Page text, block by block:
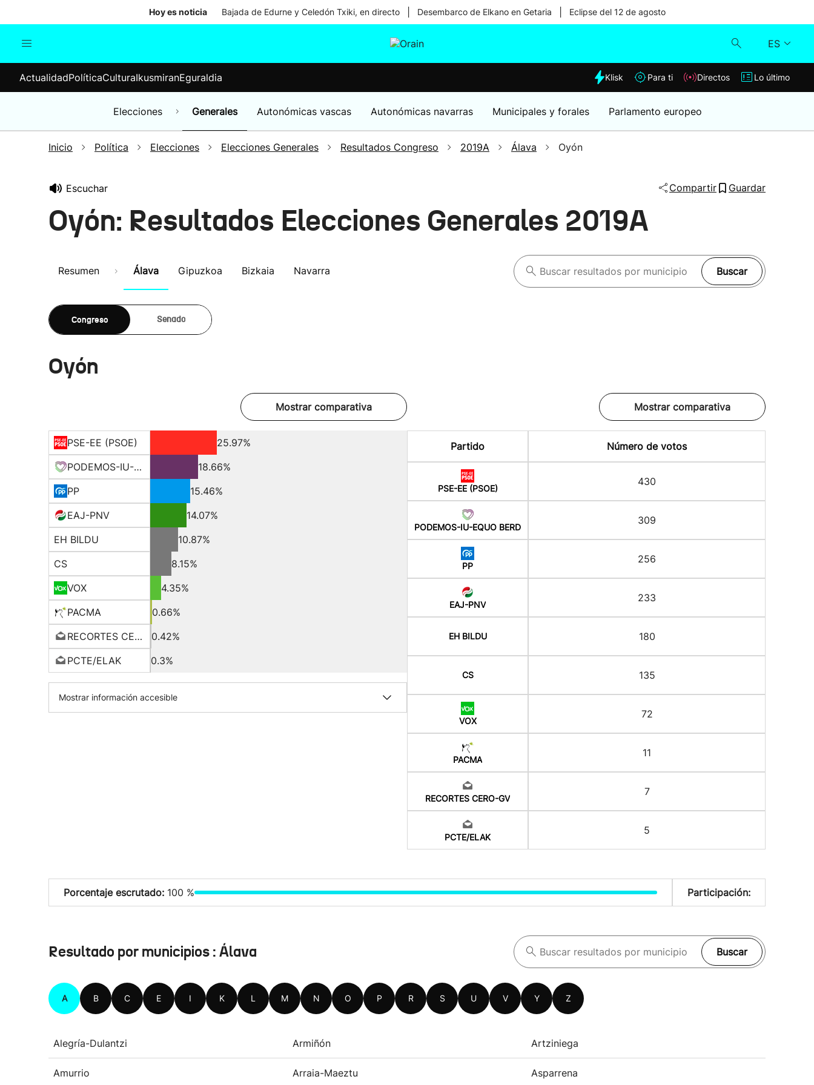
Hoy es noticia Bajada de Edurne y Celedón Txiki, en directo Desembarco de Elkano en Getaria Eclipse del 12 de agosto
ES
Elecciones
Klisk
Lo último
ActualidadPolíticaCulturaIkusmiranEguraldia Klisk Para ti Directos Lo último
Elecciones Generales Autonómicas vascas Autonómicas navarras Municipales y forales Parlamento europeo
Inicio Política Elecciones Elecciones Generales Resultados Congreso 2019A Álava Oyón
Escuchar Compartir Guardar
Oyón: Resultados Elecciones Generales 2019A
Resumen Álava Gipuzkoa Bizkaia Navarra Buscar
Congreso Senado
Oyón
Mostrar comparativa
PSE-EE (PSOE)
25.97%
PODEMOS-IU-EQUO BERD
18.66%
PP
15.46%
EAJ-PNV
14.07%
EH BILDU
10.87%
CS
8.15%
VOX
4.35%
PACMA
0.66%
RECORTES CERO-GV
0.42%
PCTE/ELAK
0.3%
Mostrar información accesible
Mostrar comparativa
Partido Número de votos
PSE-EE (PSOE)
430
PODEMOS-IU-EQUO BERD
309
PP
256
EAJ-PNV
233
EH BILDU 180
CS 135
VOX
72
PACMA
11
RECORTES CERO-GV
7
PCTE/ELAK
5
Porcentaje escrutado: 100 % Participación:
Resultado por municipios : Álava Buscar
A B C E I K L M N O P R S U V Y Z
Alegría-Dulantzi Armiñón Artziniega
Amurrio Arraia-Maeztu Asparrena